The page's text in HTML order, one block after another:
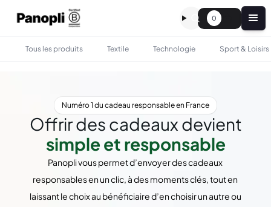
0
Tous les produits Textile Technologie Sport & Loisirs
Numéro 1 du cadeau responsable en France
Offrir des cadeaux devient
simple et responsable
Panopli vous permet d’envoyer des cadeaux
responsables en un clic, à des moments clés, tout en
laissant le choix au bénéficiaire d’en choisir un autre ou